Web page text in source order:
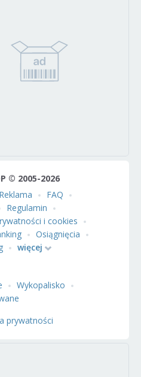
© 2005-2026
Reklama
FAQ
Regulamin
i cookies
Osiągnięcia
więcej
Wykopalisko
prywatności